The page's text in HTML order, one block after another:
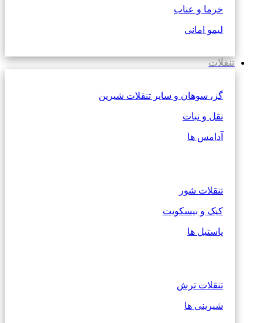
خرما و عناب
لیمو امانی
تنقلات
گز، سوهان و سایر تنقلات شیرین
نقل و نبات
آدامس ها
تنقلات شور
کیک و بیسکویت
پاستیل ها
تنقلات ترش
شیرینی ها